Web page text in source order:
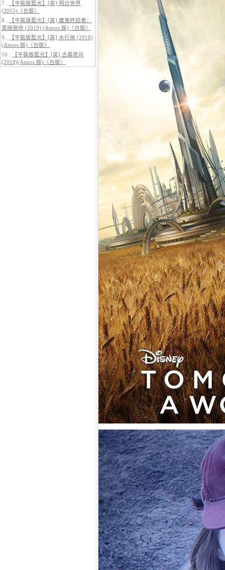
5.【平裝版藍光】[英] 巔峰獵殺
(2026)
7 .
【平裝版藍光】[英] 明日世界
(2015)〈台版〉
8 .
【平裝版藍光】[英] 魔鬼終結者：
黑暗宿命 (2019) (Atmos 版)〈台版〉
9 .
【平裝版藍光】[英] 水行俠 (2018)
(Atmos 版)〈台版〉
10 .
【平裝版藍光】[英] 古墓奇兵
(2018)(Atmos 版)〈台版〉